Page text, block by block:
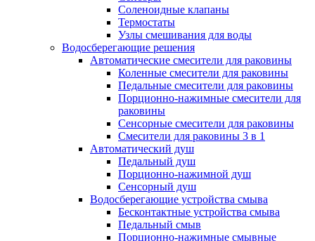
Соленоидные клапаны
Термостаты
Узлы смешивания для воды
Водосберегающие решения
Автоматические смесители для раковины
Коленные смесители для раковины
Педальные смесители для раковины
Порционно-нажимные смесители для
раковины
Сенсорные смесители для раковины
Смесители для раковины 3 в 1
Автоматический душ
Педальный душ
Порционно-нажимной душ
Сенсорный душ
Водосберегающие устройства смыва
Бесконтактные устройства смыва
Педальный смыв
Порционно-нажимные смывные